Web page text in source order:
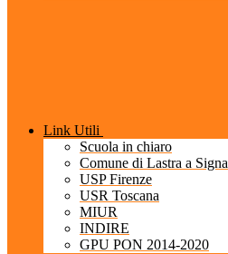
Link Utili
Scuola in chiaro
Comune di Lastra a Signa
USP Firenze
USR Toscana
MIUR
INDIRE
GPU PON 2014-2020